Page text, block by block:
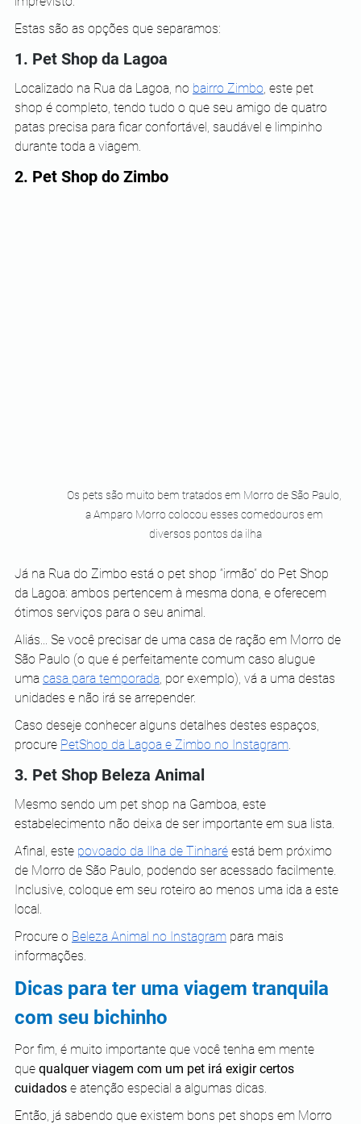
Estas são as opções que separamos:
1. Pet Shop da Lagoa
Localizado na Rua da Lagoa, no bairro Zimbo, este pet
shop é completo, tendo tudo o que seu amigo de quatro
patas precisa para ficar confortável, saudável e limpinho
durante toda a viagem.
2. Pet Shop do Zimbo
Os pets são muito bem tratados em Morro de São Paulo,
a Amparo Morro colocou esses comedouros em
diversos pontos da ilha
Já na Rua do Zimbo está o pet shop “irmão” do Pet Shop
da Lagoa: ambos pertencem à mesma dona, e oferecem
ótimos serviços para o seu animal.
Aliás... Se você precisar de uma casa de ração em Morro de
São Paulo (o que é perfeitamente comum caso alugue
uma casa para temporada , por exemplo), vá a uma destas
unidades e não irá se arrepender.
Caso deseje conhecer alguns detalhes destes espaços,
procure PetShop da Lagoa e Zimbo no Instagram
3. Pet Shop Beleza Animal
Mesmo sendo um pet shop na Gamboa, este
estabelecimento não deixa de ser importante em sua lista.
Afinal, este povoado da Ilha de Tinharé está bem próximo
de Morro de São Paulo, podendo ser acessado facilmente.
Inclusive, coloque em seu roteiro ao menos uma ida a este
local.
Procure o Beleza Animal no Instagram para mais
informações.
Dicas para ter uma viagem tranquila
com seu bichinho
Por fim, é muito importante que você tenha em mente
que qualquer viagem com um pet irá exigir certos
cuidados e atenção especial a algumas dicas.
Então, já sabendo que existem bons pet shops em Morro